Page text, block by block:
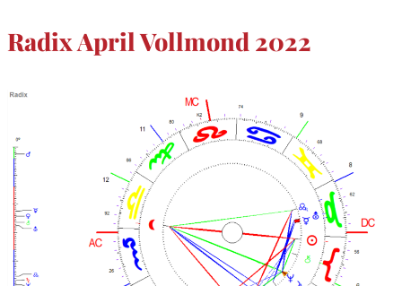
Radix April Vollmond 2022